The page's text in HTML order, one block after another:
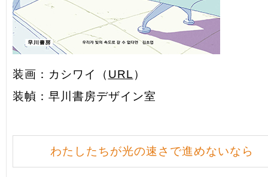
装画：カシワイ（ URL ）
装幀：早川書房デザイン室
わたしたちが光の速さで進めないなら